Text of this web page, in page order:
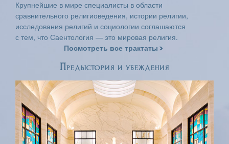
Крупнейшие в мире специалисты в области
сравнительного религиоведения, истории религии,
исследования религий и социологии соглашаются
с тем, что Саентология — это мировая религия.
Посмотреть все трактаты
Предыстория и убеждения